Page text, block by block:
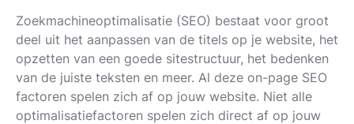
Zoekmachineoptimalisatie (SEO) bestaat voor groot
deel uit het aanpassen van de titels op je website, het
opzetten van een goede sitestructuur, het bedenken
van de juiste teksten en meer. Al deze on-page SEO
factoren spelen zich af op jouw website. Niet alle
optimalisatiefactoren spelen zich direct af op jouw